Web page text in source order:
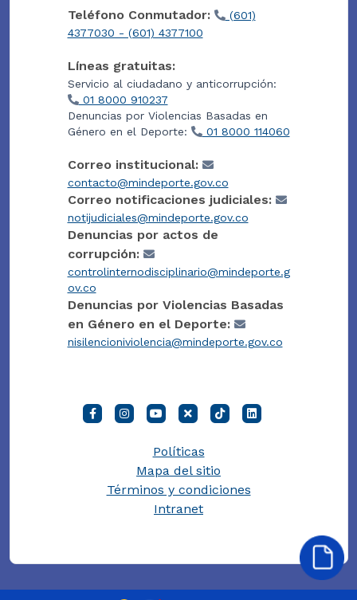
Teléfono Conmutador:
(601)
4377030 - (601) 4377100
Líneas gratuitas:
Servicio al ciudadano y anticorrupción:
01 8000 910237
Denuncias por Violencias Basadas en
Género en el Deporte:
01 8000 114060
Correo institucional:
contacto@mindeporte.gov.co
Correo notificaciones judiciales:
notijudiciales@mindeporte.gov.co
Denuncias por actos de
corrupción:
controlinternodisciplinario@mindeporte.g
ov.co
Denuncias por Violencias Basadas
en Género en el Deporte:
nisilencioniviolencia@mindeporte.gov.co
Políticas
Mapa del sitio
Términos y condiciones
Intranet